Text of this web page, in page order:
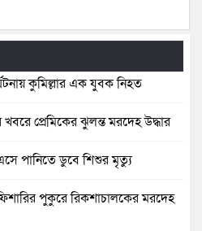
কুমিল্লার এক যুবক নিহত
খবরে প্রেমিকের ঝুলন্ত মরদেহ উদ্ধার
পানিতে ডুবে শিশুর মৃত্যু
পুকুরে রিকশাচালকের মরদেহ